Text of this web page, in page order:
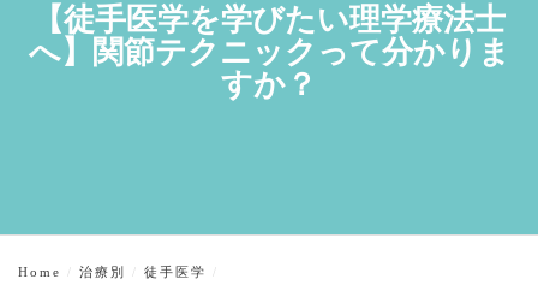
【徒手医学を学びたい理学療法士
へ】関節テクニックって分かりま
すか？
Home 治療別 徒手医学